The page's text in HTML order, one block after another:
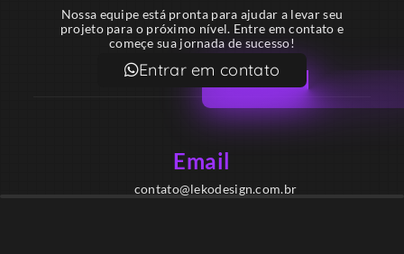
Nossa equipe está pronta para ajudar a levar seu
projeto para o próximo nível. Entre em contato e
começe sua jornada de sucesso!
Entrar em contato
Email
contato@lekodesign.com.br